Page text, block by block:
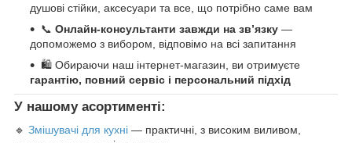
душові стійки, аксесуари та все, що потрібно саме вам
📞 Онлайн-консультанти завжди на зв’язку —
допоможемо з вибором, відповімо на всі запитання
🛍️ Обираючи наш інтернет-магазин, ви отримуєте
гарантію, повний сервіс і персональний підхід
У нашому асортименті:
🔹 Змішувачі для кухні — практичні, з високим виливом,